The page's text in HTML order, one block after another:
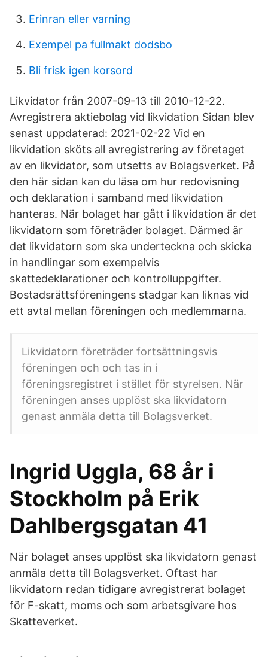
Erinran eller varning
Exempel pa fullmakt dodsbo
Bli frisk igen korsord
Likvidator från 2007-09-13 till 2010-12-22.
Avregistrera aktiebolag vid likvidation Sidan blev
senast uppdaterad: 2021-02-22 Vid en
likvidation sköts all avregistrering av företaget
av en likvidator, som utsetts av Bolagsverket. På
den här sidan kan du läsa om hur redovisning
och deklaration i samband med likvidation
hanteras. När bolaget har gått i likvidation är det
likvidatorn som företräder bolaget. Därmed är
det likvidatorn som ska underteckna och skicka
in handlingar som exempelvis
skattedeklarationer och kontrolluppgifter.
Bostadsrättsföreningens stadgar kan liknas vid
ett avtal mellan föreningen och medlemmarna.
Likvidatorn företräder fortsättningsvis
föreningen och och tas in i
föreningsregistret i stället för styrelsen. När
föreningen anses upplöst ska likvidatorn
genast anmäla detta till Bolagsverket.
Ingrid Uggla, 68 år i
Stockholm på Erik
Dahlbergsgatan 41
När bolaget anses upplöst ska likvidatorn genast
anmäla detta till Bolagsverket. Oftast har
likvidatorn redan tidigare avregistrerat bolaget
för F-skatt, moms och som arbetsgivare hos
Skatteverket.